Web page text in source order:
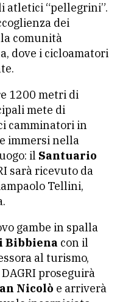
atletici “pellegrini”.
dei
comunità
dove i cicloamatori
1200 metri di
mete di
camminatori in
immersi nella
il Santuario
sarà ricevuto da
Tellini,
gambe in spalla
Bibbiena con il
al turismo,
proseguirà
Nicolò e arriverà